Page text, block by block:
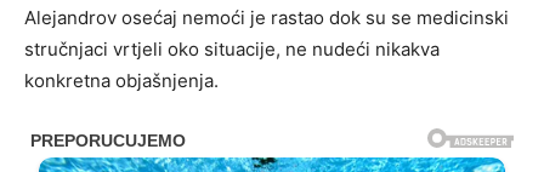
Alejandrov osećaj nemoći je rastao dok su se medicinski
stručnjaci vrtjeli oko situacije, ne nudeći nikakva
konkretna objašnjenja.